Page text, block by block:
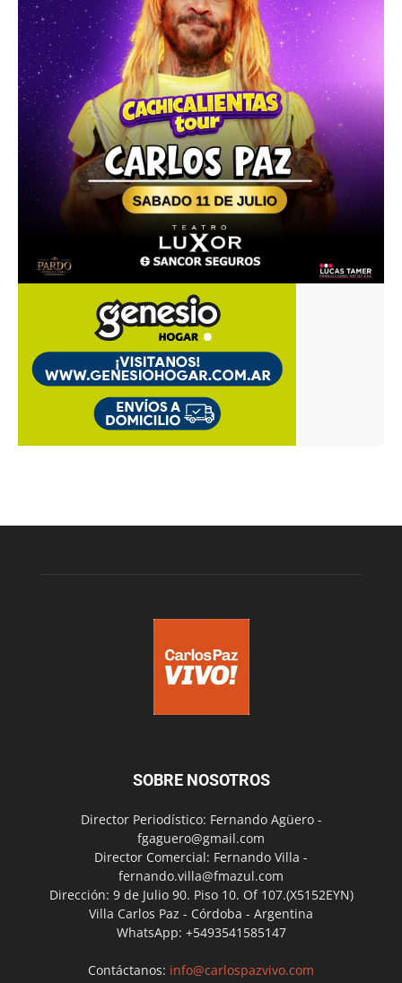
SOBRE NOSOTROS
Director Periodístico: Fernando Agüero -
fgaguero@gmail.com
Director Comercial: Fernando Villa -
fernando.villa@fmazul.com
Dirección: 9 de Julio 90. Piso 10. Of 107.(X5152EYN)
Villa Carlos Paz - Córdoba - Argentina
WhatsApp: +5493541585147
Contáctanos: info@carlospazvivo.com